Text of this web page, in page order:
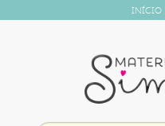
Início